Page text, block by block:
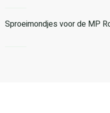
Sproeimondjes voor de MP